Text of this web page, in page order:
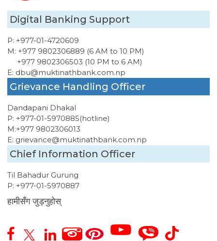
Digital Banking Support
P: +977-01-4720609
M: +977 9802306889 (6 AM to 10 PM)
+977 9802306503 (10 PM to 6 AM)
E: dbu@muktinathbank.com.np
Grievance Handling Officer
Dandapani Dhakal
P: +977-01-5970885(hotline)
M:+977 9802306013
E: grievance@muktinathbank.com.np
Chief Information Officer
Til Bahadur Gurung
P: +977-01-5970887
हामीसँग जुड्नुहोस्